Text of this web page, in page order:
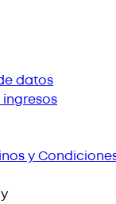
datos
y